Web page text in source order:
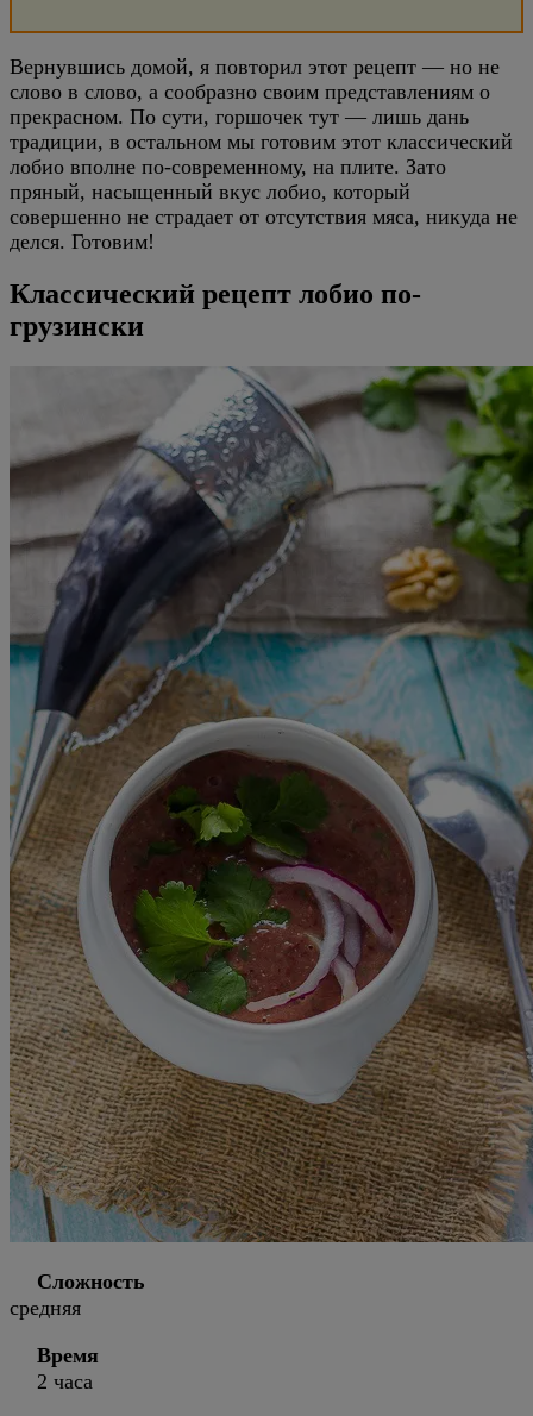
Вернувшись домой, я повторил этот рецепт — но не
слово в слово, а сообразно своим представлениям о
прекрасном. По сути, горшочек тут — лишь дань
традиции, в остальном мы готовим этот классический
лобио вполне по-современному, на плите. Зато
пряный, насыщенный вкус лобио, который
совершенно не страдает от отсутствия мяса, никуда не
делся. Готовим!
Классический рецепт лобио по-
грузински
Сложность
средняя
Время
2 часа